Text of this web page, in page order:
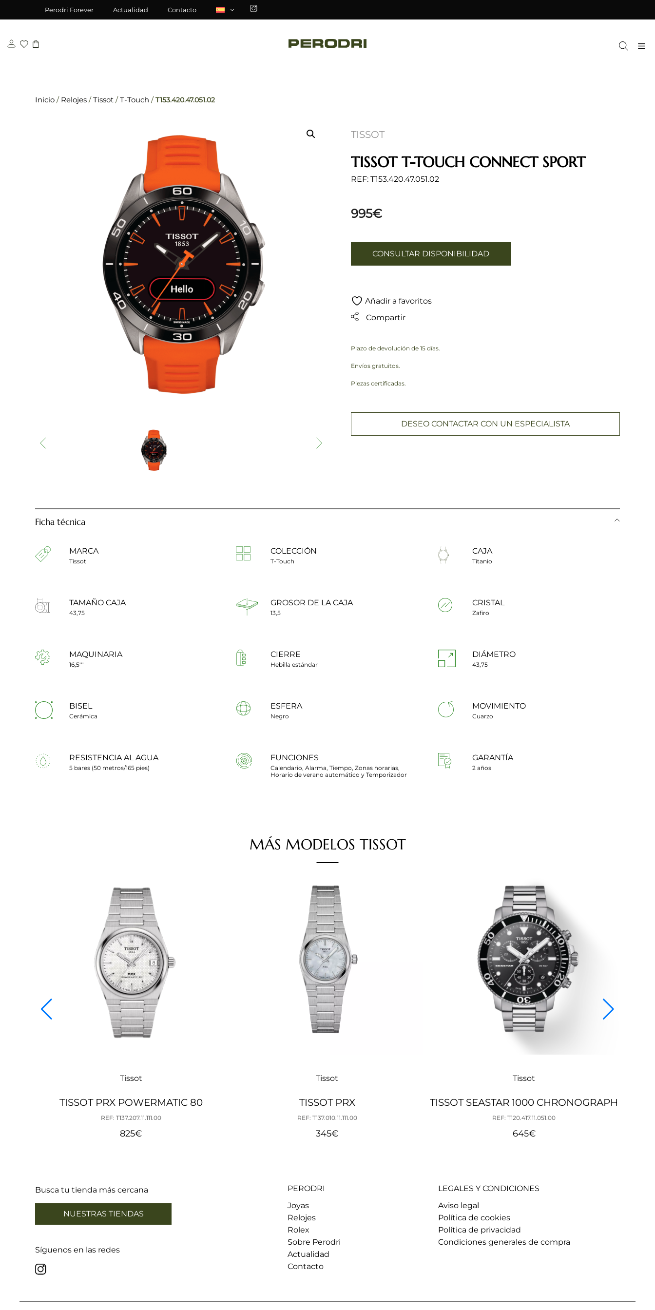
Perodri Forever Actualidad Contacto
Inicio / Relojes /Tissot /T-Touch /T153.420.47.051.02
TISSOT
TISSOT T-TOUCH CONNECT SPORT
REF: T153.420.47.051.02
995€
CONSULTAR DISPONIBILIDAD
Añadir a favoritos
Compartir
Plazo de devolución de 15 días.
Envíos gratuitos.
Piezas certificadas.
DESEO CONTACTAR CON UN ESPECIALISTA
Ficha técnica
MARCA
Tissot
COLECCIÓN
T-Touch
CAJA
Titanio
TAMAÑO CAJA
43,75
GROSOR DE LA CAJA
13,5
CRISTAL
Zafiro
MAQUINARIA
16,5'''
CIERRE
Hebilla estándar
DIÁMETRO
43,75
BISEL
Cerámica
ESFERA
Negro
MOVIMIENTO
Cuarzo
RESISTENCIA AL AGUA
5 bares (50 metros/165 pies)
FUNCIONES
Calendario, Alarma, Tiempo, Zonas horarias,
Horario de verano automático y Temporizador
GARANTÍA
2 años
MÁS MODELOS TISSOT
Tissot
TISSOT PRX POWERMATIC 80
REF: T137.207.11.111.00
825€
Tissot
TISSOT PRX
REF: T137.010.11.111.00
345€
Tissot
TISSOT SEASTAR 1000 CHRONOGRAPH
REF: T120.417.11.051.00
645€
Busca tu tienda más cercana
NUESTRAS TIENDAS
Síguenos en las redes
PERODRI
Joyas
Relojes
Rolex
Sobre Perodri
Actualidad
Contacto
LEGALES Y CONDICIONES
Aviso legal
Política de cookies
Política de privacidad
Condiciones generales de compra